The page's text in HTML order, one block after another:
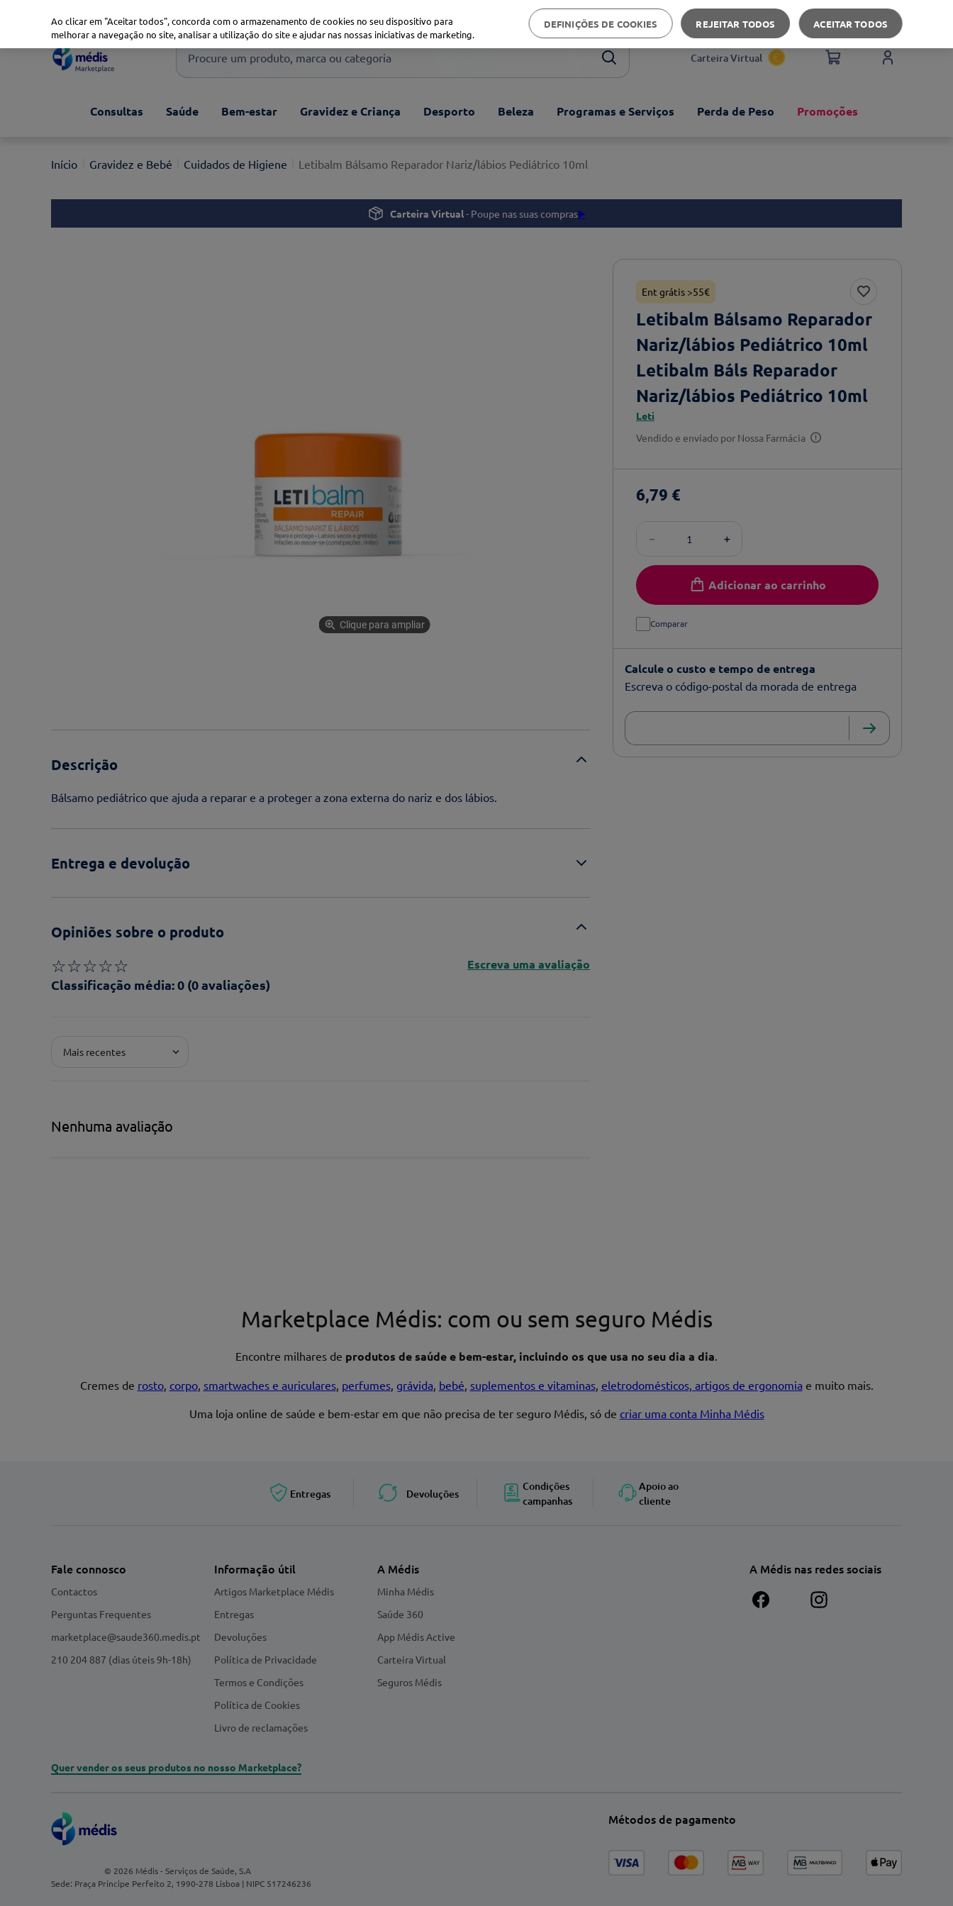
Apoio ao cliente
Procure um produto, marca ou categoria
1º xiaomi
3º now
Carteira Virtual
Consultas Saúde Bem-estar Gravidez e Criança Desporto Beleza Programas e Serviços Perda de Peso Promoções
Gravidez e Bebé Cuidados de Higiene Letibalm Bálsamo Reparador Nariz/lábios Pediátrico 10ml
Carteira Virtual- Poupe nas suas compras▶️
Clique para ampliar
Descrição
Bálsamo pediátrico que ajuda a reparar e a proteger a zona externa do nariz e dos lábios.
Entrega e devolução
Opiniões sobre o produto
☆☆☆☆☆
Classificação média: 0 (0 avaliações)
Escreva uma avaliação
Pontuação*
Mais recentes
Nenhuma avaliação
Ent grátis >55€
Letibalm Bálsamo Reparador
Nariz/lábios Pediátrico 10ml
Letibalm Báls Reparador
Nariz/lábios Pediátrico 10ml
Leti
Vendido e enviado por Nossa Farmácia
6,79 €
＋
－
Adicionar ao carrinho
Comparar
Calcule o custo e tempo de entrega
Escreva o código-postal da morada de entrega
Marketplace Médis: com ou sem seguro Médis
Encontre milhares de produtos de saúde e bem-estar, incluindo os que usa no seu dia a dia.
Cremes de rosto, corpo, smartwaches e auriculares, perfumes, grávida, bebé, suplementos e vitaminas, eletrodomésticos, artigos de ergonomia e muito mais.
Uma loja online de saúde e bem-estar em que não precisa de ter seguro Médis, só de criar uma conta Minha Médis
Entregas Devoluções
Condições
campanhas
Apoio ao
cliente
Fale connosco
Contactos
Perguntas Frequentes
marketplace@saude360.medis.pt
210 204 887 (dias úteis 9h-18h)
Informação útil
Artigos Marketplace Médis
Entregas
Devoluções
Política de Privacidade
Termos e Condições
Política de Cookies
Livro de reclamações
A Médis
Minha Médis
Saúde 360
App Médis Active
Carteira Virtual
Seguros Médis
A Médis nas redes sociais
Quer vender os seus produtos no nosso Marketplace?
© 2026 Médis - Serviços de Saúde, S.A
Sede: Praça Príncipe Perfeito 2, 1990-278 Lisboa | NIPC 517246236
Métodos de pagamento
Ao clicar em "Aceitar todos", concorda com o armazenamento de cookies no seu dispositivo para
melhorar a navegação no site, analisar a utilização do site e ajudar nas nossas iniciativas de marketing.
DEFINIÇÕES DE COOKIES REJEITAR TODOS ACEITAR TODOS